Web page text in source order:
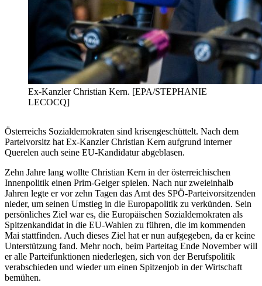
Ex-Kanzler Christian Kern. [EPA/STEPHANIE
LECOCQ]
Österreichs Sozialdemokraten sind krisengeschüttelt. Nach dem
Parteivorsitz hat Ex-Kanzler Christian Kern aufgrund interner
Querelen auch seine EU-Kandidatur abgeblasen.
Zehn Jahre lang wollte Christian Kern in der österreichischen
Innenpolitik einen Prim-Geiger spielen. Nach nur zweieinhalb
Jahren legte er vor zehn Tagen das Amt des SPÖ-Parteivorsitzenden
nieder, um seinen Umstieg in die Europapolitik zu verkünden. Sein
persönliches Ziel war es, die Europäischen Sozialdemokraten als
Spitzenkandidat in die EU-Wahlen zu führen, die im kommenden
Mai stattfinden. Auch dieses Ziel hat er nun aufgegeben, da er keine
Unterstützung fand. Mehr noch, beim Parteitag Ende November will
er alle Parteifunktionen niederlegen, sich von der Berufspolitik
verabschieden und wieder um einen Spitzenjob in der Wirtschaft
bemühen.